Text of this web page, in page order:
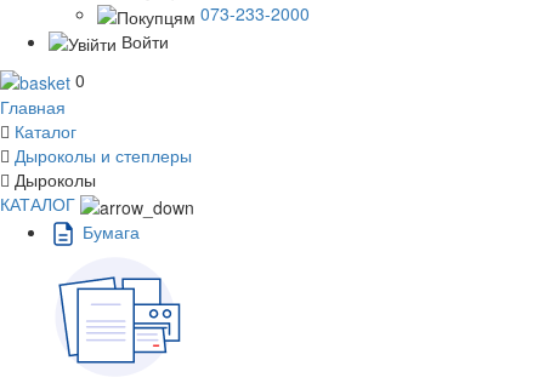
073-233-2000
Войти
0
Главная
Каталог
Дыроколы и степлеры
Дыроколы
КАТАЛОГ
Бумага